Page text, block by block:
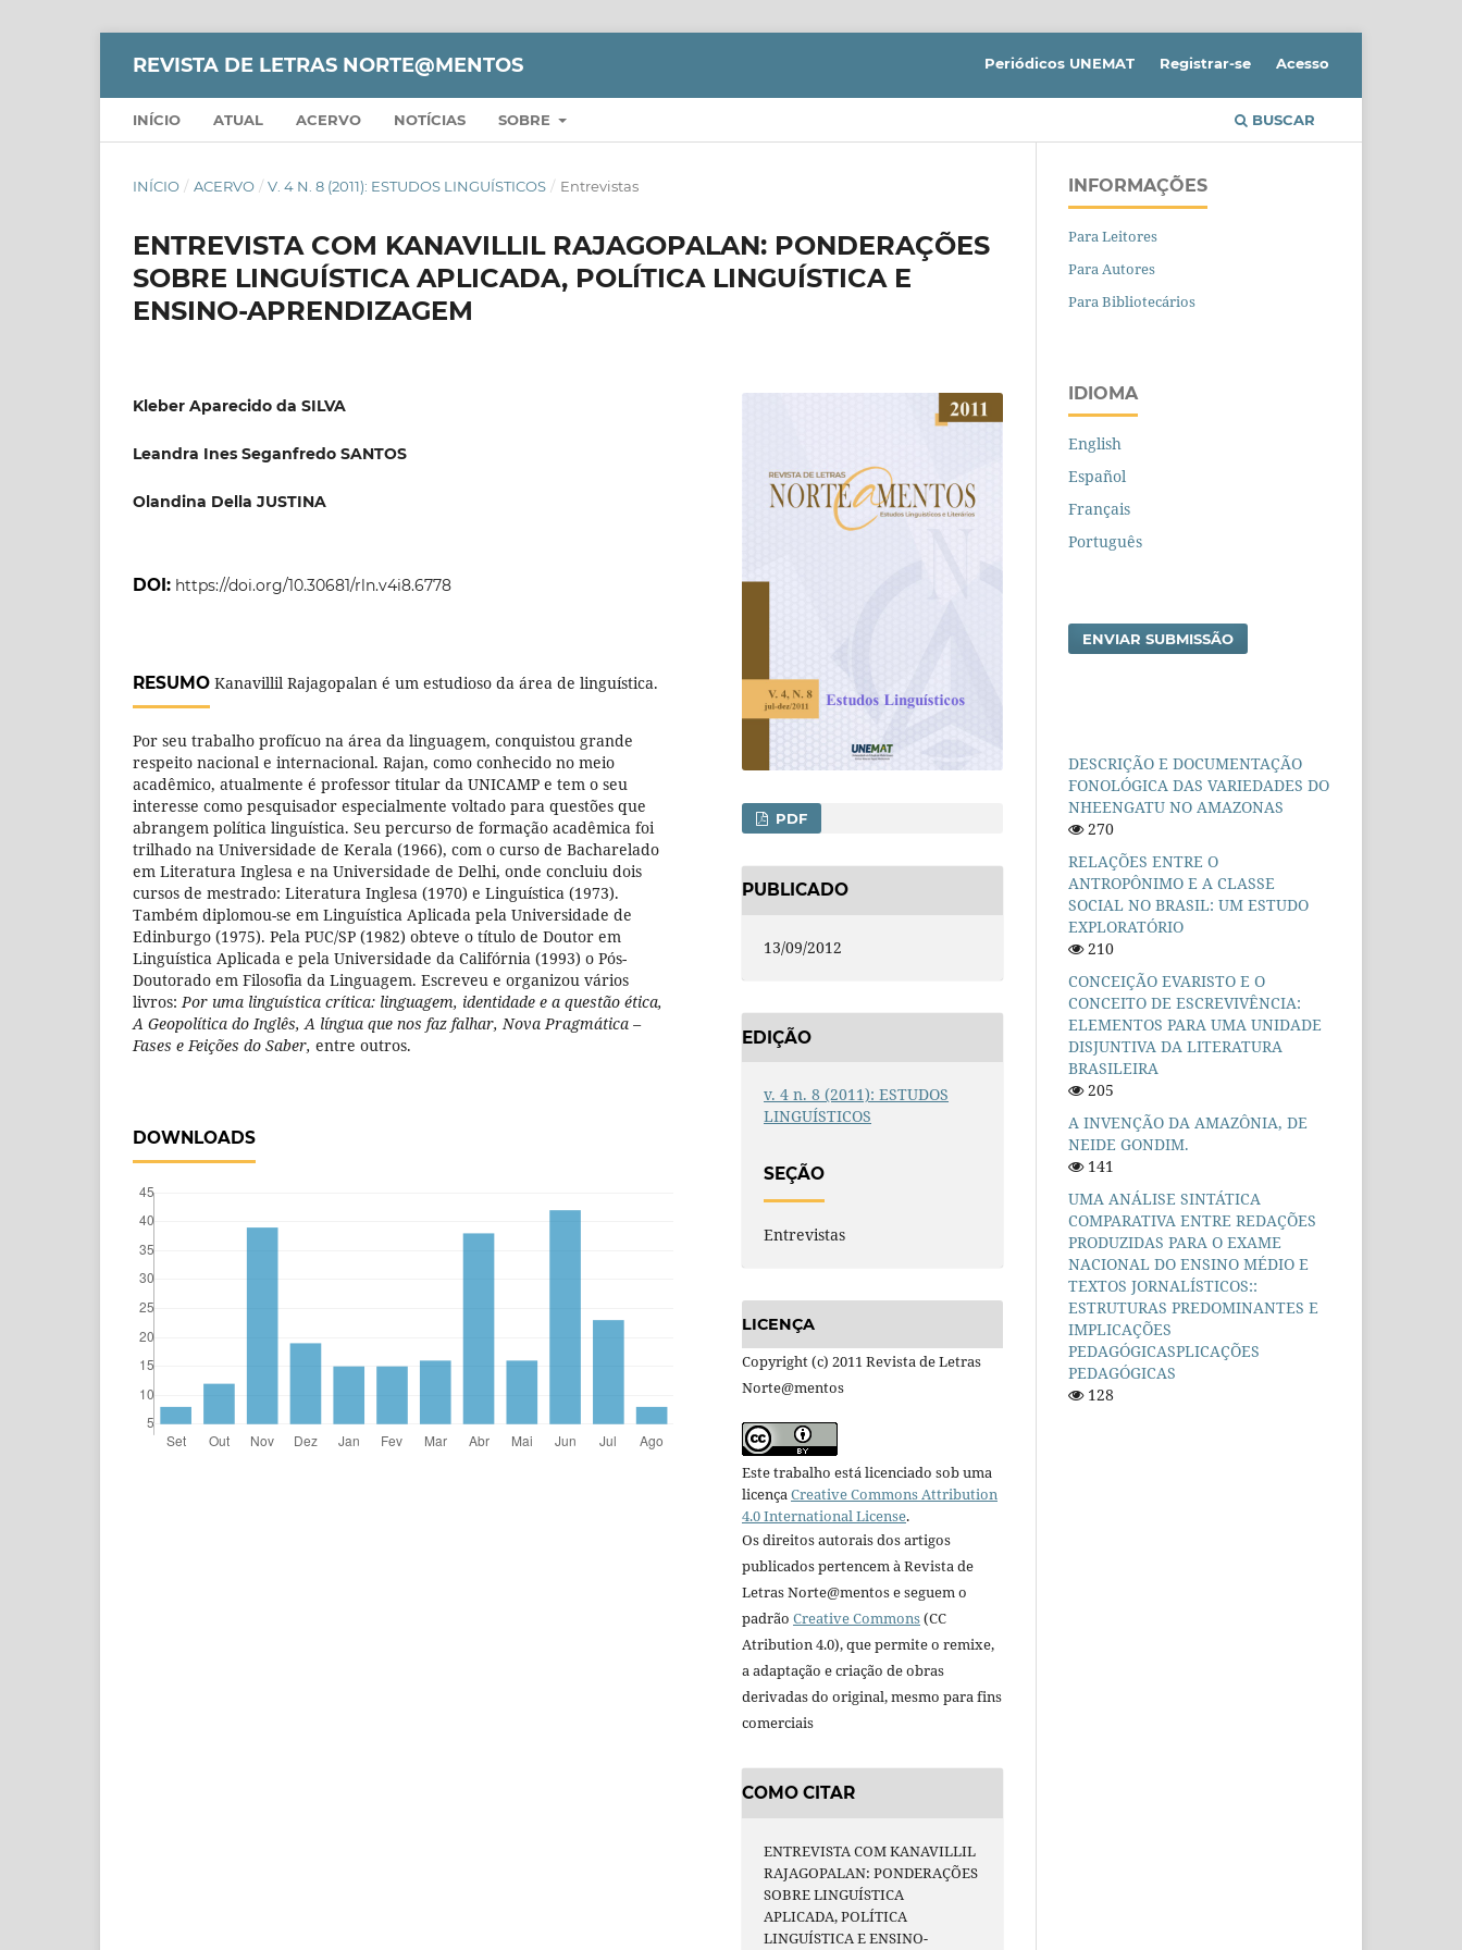
REVISTA DE LETRAS NORTE@MENTOS
INÍCIO ATUAL ACERVO NOTÍCIAS SOBRE BUSCAR
Periódicos UNEMAT Registrar-se Acesso
INÍCIO / ACERVO / V. 4 N. 8 (2011): ESTUDOS LINGUÍSTICOS / Entrevistas
ENTREVISTA COM KANAVILLIL RAJAGOPALAN: PONDERAÇÕES
SOBRE LINGUÍSTICA APLICADA, POLÍTICA LINGUÍSTICA E
ENSINO-APRENDIZAGEM
Kleber Aparecido da SILVA
Leandra Ines Seganfredo SANTOS
Olandina Della JUSTINA
DOI: https://doi.org/10.30681/rln.v4i8.6778
RESUMO Kanavillil Rajagopalan é um estudioso da área de linguística.
Por seu trabalho profícuo na área da linguagem, conquistou grande
respeito nacional e internacional. Rajan, como conhecido no meio
acadêmico, atualmente é professor titular da UNICAMP e tem o seu
interesse como pesquisador especialmente voltado para questões que
abrangem política linguística. Seu percurso de formação acadêmica foi
trilhado na Universidade de Kerala (1966), com o curso de Bacharelado
em Literatura Inglesa e na Universidade de Delhi, onde concluiu dois
cursos de mestrado: Literatura Inglesa (1970) e Linguística (1973).
Também diplomou-se em Linguística Aplicada pela Universidade de
Edinburgo (1975). Pela PUC/SP (1982) obteve o título de Doutor em
Linguística Aplicada e pela Universidade da Califórnia (1993) o Pós-
Doutorado em Filosofia da Linguagem. Escreveu e organizou vários
livros:Por uma linguística crítica: linguagem, identidade e a questão ética,
A Geopolítica do Inglês, A língua que nos faz falhar, Nova Pragmática –
Fases e Feições do Saber, entre outros.
DOWNLOADS
PDF
PUBLICADO
13/09/2012
EDIÇÃO
v. 4 n. 8 (2011): ESTUDOS
LINGUÍSTICOS
SEÇÃO
Entrevistas
LICENÇA
Copyright (c) 2011 Revista de Letras
Norte@mentos
Este trabalho está licenciado sob uma
licençaCreative Commons Attribution
4.0 International License.
Os direitos autorais dos artigos
publicados pertencem à Revista de
Letras Norte@mentos e seguem o
padrão Creative Commons(CC
Atribution 4.0), que permite o remixe,
a adaptação e criação de obras
derivadas do original, mesmo para fins
comerciais
COMO CITAR
ENTREVISTA COM KANAVILLIL
RAJAGOPALAN: PONDERAÇÕES
SOBRE LINGUÍSTICA
APLICADA, POLÍTICA
LINGUÍSTICA E ENSINO-
INFORMAÇÕES
Para Leitores
Para Autores
Para Bibliotecários
IDIOMA
English
Español
Français
Português
ENVIAR SUBMISSÃO
DESCRIÇÃO E DOCUMENTAÇÃO
FONOLÓGICA DAS VARIEDADES DO
NHEENGATU NO AMAZONAS
270
RELAÇÕES ENTRE O
ANTROPÔNIMO E A CLASSE
SOCIAL NO BRASIL: UM ESTUDO
EXPLORATÓRIO
210
CONCEIÇÃO EVARISTO E O
CONCEITO DE ESCREVIVÊNCIA:
ELEMENTOS PARA UMA UNIDADE
DISJUNTIVA DA LITERATURA
BRASILEIRA
205
A INVENÇÃO DA AMAZÔNIA, DE
NEIDE GONDIM.
141
UMA ANÁLISE SINTÁTICA
COMPARATIVA ENTRE REDAÇÕES
PRODUZIDAS PARA O EXAME
NACIONAL DO ENSINO MÉDIO E
TEXTOS JORNALÍSTICOS::
ESTRUTURAS PREDOMINANTES E
IMPLICAÇÕES
PEDAGÓGICASPLICAÇÕES
PEDAGÓGICAS
128